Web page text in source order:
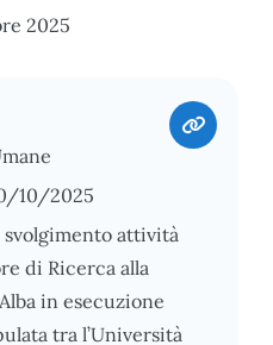
2025
10/2025
attività
di Ricerca alla
in esecuzione
tra l’Università